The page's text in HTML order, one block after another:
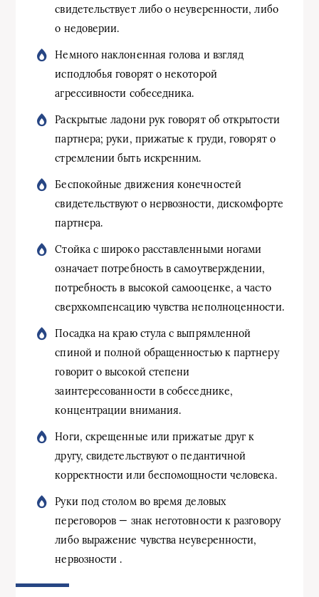
свидетельствует либо о неуверенности, либо
о недоверии.
Немного наклоненная голова и взгляд
исподлобья говорят о некоторой
агрессивности собеседника.
Раскрытые ладони рук говорят об открытости
партнера; руки, прижатые к груди, говорят о
стремлении быть искренним.
Беспокойные движения конечностей
свидетельствуют о нервозности, дискомфорте
партнера.
Стойка с широко расставленными ногами
означает потребность в самоутверждении,
потребность в высокой самооценке, а часто
сверхкомпенсацию чувства неполноценности.
Посадка на краю стула с выпрямленной
спиной и полной обращенностью к партнеру
говорит о высокой степени
заинтересованности в собеседнике,
концентрации внимания.
Ноги, скрещенные или прижатые друг к
другу, свидетельствуют о педантичной
корректности или беспомощности человека.
Руки под столом во время деловых
переговоров — знак неготовности к разговору
либо выражение чувства неуверенности,
нервозности .